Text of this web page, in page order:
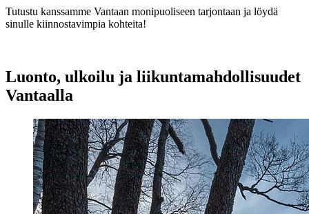
Tutustu kanssamme Vantaan monipuoliseen tarjontaan ja löydä
sinulle kiinnostavimpia kohteita!
Luonto, ulkoilu ja liikuntamahdollisuudet
Vantaalla